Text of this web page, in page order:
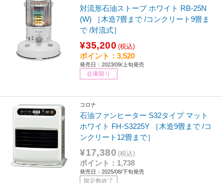
対流形石油ストーブ ホワイト RB-25N
(W) ［木造7畳まで /コンクリート9畳ま
で /対流式］
¥35,200 (税込)
ポイント：3,520
発売日：2023/09/上旬発売
在庫限り
コロナ
石油ファンヒーター S32タイプ マット
ホワイト FH-S3225Y ［木造9畳まで /コ
ンクリート12畳まで］
¥17,380 (税込)
ポイント：1,738
発売日：2025/08/下旬発売
限定数終了